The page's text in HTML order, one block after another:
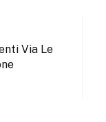
Via Le